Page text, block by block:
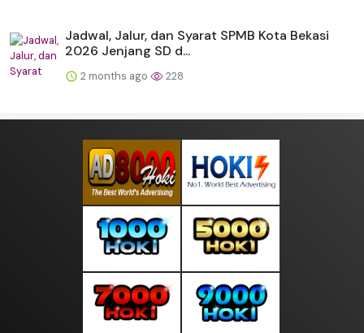
Jadwal, Jalur, dan Syarat SPMB Kota Bekasi
2026 Jenjang SD d...
2 months ago 228